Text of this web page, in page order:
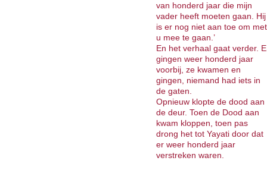
van honderd jaar die mijn
vader heeft moeten gaan. Hij
is er nog niet aan toe om met
u mee te gaan.’
En het verhaal gaat verder.
gingen weer honderd jaar
voorbij, ze kwamen en
gingen, niemand had iets in
de gaten.
Opnieuw klopte de dood aan
de deur. Toen de Dood aan
kwam kloppen, toen pas
drong het tot Yayati door dat
er weer honderd jaar
verstreken waren.